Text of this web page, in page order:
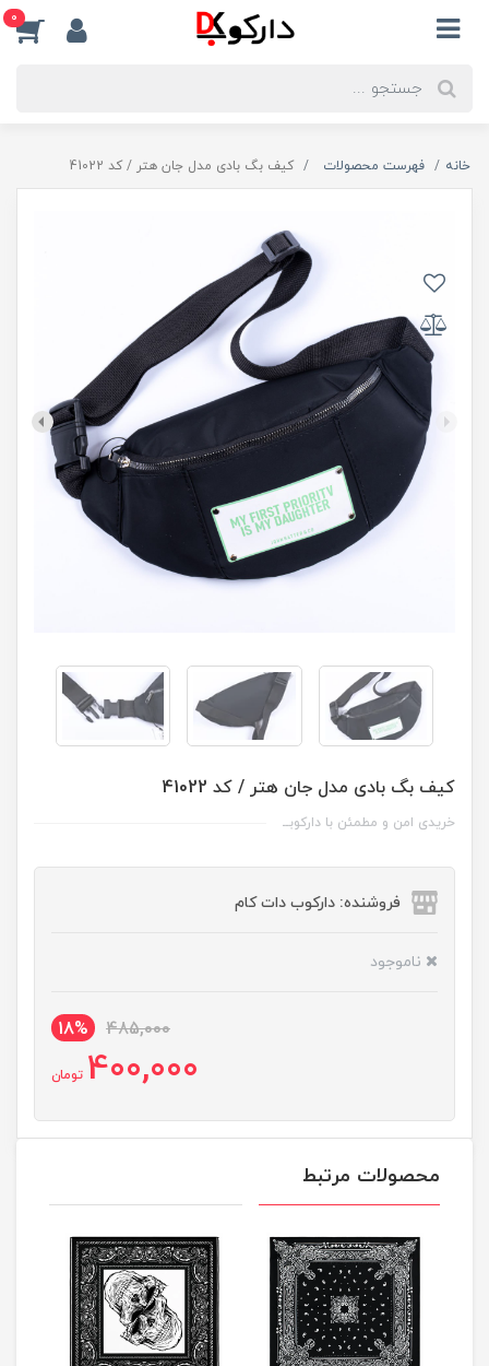
0
خانه فهرست محصولات کیف بگ بادی مدل جان هتر / کد 41022
کیف بگ بادی مدل جان هتر / کد 41022
خریدی امن و مطمئن با دارکوبــ
فروشنده: دارکوب دات کام
ناموجود
485,000
18%
400,000 تومان
محصولات مرتبط